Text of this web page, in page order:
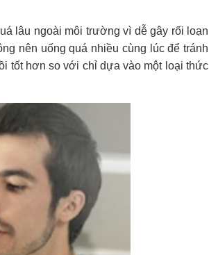
lâu ngoài môi trường vì dễ gây rối loạn
nên uống quá nhiều cùng lúc để tránh
tốt hơn so với chỉ dựa vào một loại thức